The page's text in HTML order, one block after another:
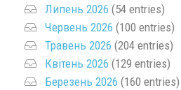
Липень 2026 (54 entries)
Червень 2026 (100 entries)
Травень 2026 (204 entries)
Квітень 2026 (129 entries)
Березень 2026 (160 entries)